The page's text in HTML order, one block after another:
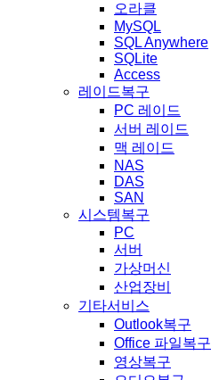
오라클
MySQL
SQL Anywhere
SQLite
Access
레이드복구
PC 레이드
서버 레이드
맥 레이드
NAS
DAS
SAN
시스템복구
PC
서버
가상머신
산업장비
기타서비스
Outlook복구
Office 파일복구
영상복구